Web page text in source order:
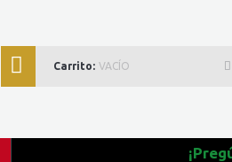
Carrito: VACÍO